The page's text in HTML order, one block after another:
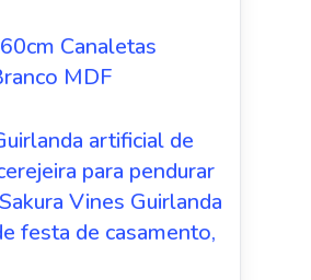
Canaletas
MDF
artificial de
para pendurar
Vines Guirlanda
festa de casamento,